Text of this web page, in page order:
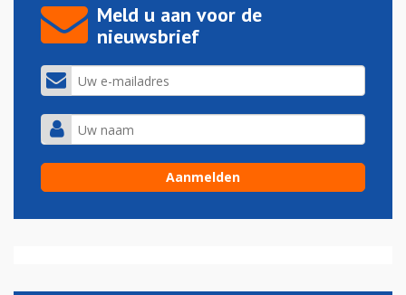
Meld u aan voor de
nieuwsbrief